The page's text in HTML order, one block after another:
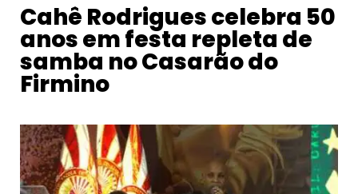
Cahê Rodrigues celebra 50
anos em festa repleta de
samba no Casarão do
Firmino